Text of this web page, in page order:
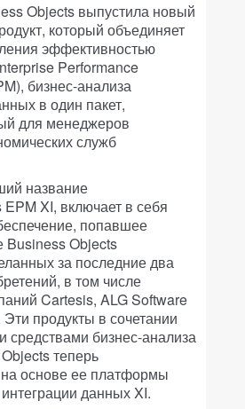
Objects выпустила новый
который объединяет
эффективностью
Performance
бизнес-анализа
в один пакет,
для менеджеров
служб
название
XI, включает в себя
попавшее
Business Objects
за последние два
в том числе
Cartesis, ALG Software
продукты в сочетании
бизнес-анализа
теперь
основе ее платформы
данных XI.